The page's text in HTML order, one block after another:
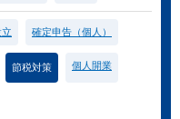
確定申告（個人）
節税対策 個人開業